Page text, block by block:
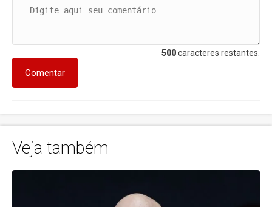
500caracteres restantes.
Comentar
Veja também